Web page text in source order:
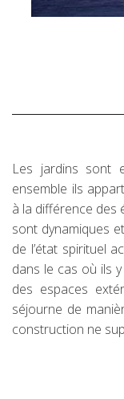
Les jardins sont
ensemble ils
à la différence des
sont dynamiques
de l’état spirituel
dans le cas où ils
des espaces
séjourne de
construction ne